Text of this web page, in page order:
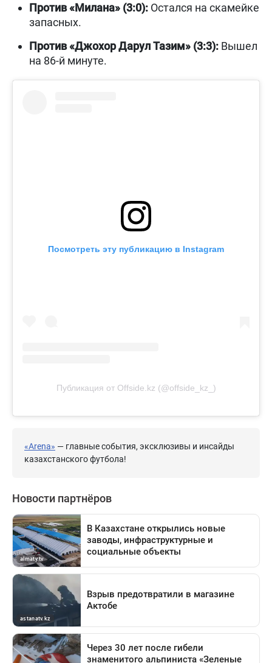
Против «Милана» (3:0): Остался на скамейке
запасных.
Против «Джохор Дарул Тазим» (3:3): Вышел
на 86-й минуте.
Посмотреть эту публикацию в Instagram
Публикация от Offside.kz (@offside_kz_)
«Arena» — главные события, эксклюзивы и инсайды
казахстанского футбола!